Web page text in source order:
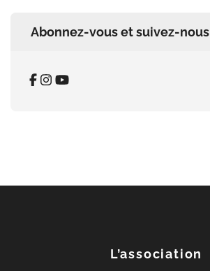
Abonnez-vous et suivez-nous
L’association